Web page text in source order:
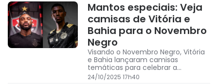
Mantos especiais: Veja
camisas de Vitória e
Bahia para o Novembro
Negro
Visando o Novembro Negro, Vitória
e Bahia lançaram camisas
temáticas para celebrar a
Consciência da Negritude
24/10/2025 17h40